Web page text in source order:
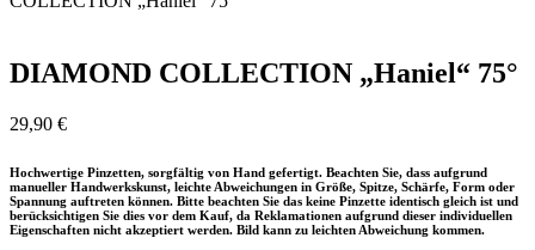
DIAMOND COLLECTION „Haniel“ 75°
29,90 €
Hochwertige Pinzetten, sorgfältig von Hand gefertigt. Beachten Sie, dass aufgrund
manueller Handwerkskunst, leichte Abweichungen in Größe, Spitze, Schärfe, Form oder
Spannung auftreten können. Bitte beachten Sie das keine Pinzette identisch gleich ist und
berücksichtigen Sie dies vor dem Kauf, da Reklamationen aufgrund dieser individuellen
Eigenschaften nicht akzeptiert werden. Bild kann zu leichten Abweichung kommen.